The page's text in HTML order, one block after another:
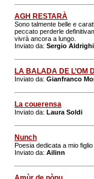
AGH RESTARÀ
Sono talmente belle e
peccato perderle
vivrà ancora a lungo.
Inviato da: Sergio Aldrighi
LA BALADA DE L’OM
Inviato da: Gianfranco
La couerensa
Inviato da: Laura Soldi
Nunch
Poesia dedicata a mio figlio
Inviato da: Ailinn